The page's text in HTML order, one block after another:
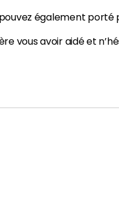
également
vous avoir aidé et